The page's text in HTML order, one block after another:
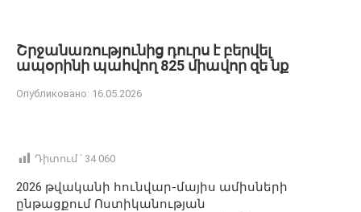
Շրջանառությունից դուրս է բերվել
ապօրինի պահվող 825 միավոր զե նք
Опубликовано: 16.05.2026
Դիտում ՝ 34 060
2026 թվականի հունվար-մայիս ամիսների
ընթացքում Ոստիկանության